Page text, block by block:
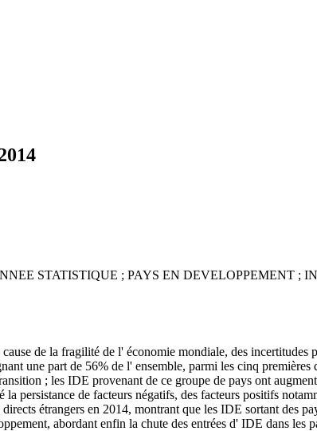
STATISTIQUE ; PAYS EN DEVELOPPEMENT ;
de la fragilité de l' économie mondiale, des
une part de 56% de l' ensemble, parmi les cinq
; les IDE provenant de ce groupe de pays ont
persistance de facteurs négatifs, des facteurs positifs
étrangers en 2014, montrant que les IDE sortant des
abordant enfin la chute des entrées d' IDE dans les